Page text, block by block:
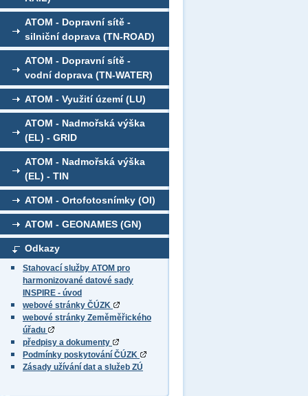
ATOM - Dopravní sítě -
silniční doprava (TN-ROAD)
ATOM - Dopravní sítě -
vodní doprava (TN-WATER)
ATOM - Využití území (LU)
ATOM - Nadmořská výška
(EL) - GRID
ATOM - Nadmořská výška
(EL) - TIN
ATOM - Ortofotosnímky (OI)
ATOM - GEONAMES (GN)
Odkazy
Stahovací služby ATOM pro
harmonizované datové sady
INSPIRE - úvod
webové stránky ČÚZK
webové stránky Zeměměřického
úřadu
předpisy a dokumenty
Podmínky poskytování ČÚZK
Zásady užívání dat a služeb ZÚ